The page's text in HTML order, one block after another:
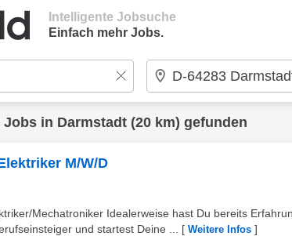
Intelligente Jobsuche
Einfach mehr Jobs.
Jobs in Darmstadt (20 km) gefunden
M/W/D
Mechatroniker Idealerweise hast Du bereits
und startest Deine ...
[ Weitere Infos ]